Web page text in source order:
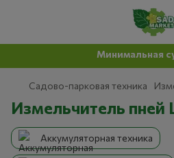
Минимальная
Садово-парковая техника
Измельчитель пней
Аккумуляторная техника